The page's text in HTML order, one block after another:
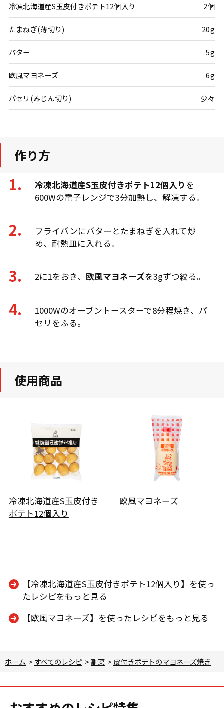
冷凍北海道産S玉皮付きポテト12個入り 2個
たまねぎ(薄切り) 20g
バター 5g
欧風マヨネーズ 6g
パセリ(みじん切り) 少々
作り方
冷凍北海道産S玉皮付きポテト12個入りを
600Wの電子レンジで3分加熱し、解凍する。
フライパンにバターとたまねぎを入れて炒
め、耐熱皿に入れる。
2に1をおき、 欧風マヨネーズを3gずつ絞る。
1000Wのオーブントースターで8分程焼き、パ
セリをふる。
使用商品
冷凍北海道産S玉皮付き
ポテト12個入り
欧風マヨネーズ
【冷凍北海道産S玉皮付きポテト12個入り】を使っ
たレシピをもっと見る
【欧風マヨネーズ】を使ったレシピをもっと見る
ホーム > すべてのレシピ > 副菜 > 皮付きポテトのマヨネーズ焼き